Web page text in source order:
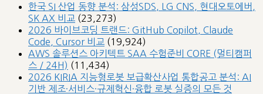
한국 SI 산업 동향 분석: 삼성SDS, LG CNS, 현대오토에버,
SK AX 비교 (23,273)
2026 바이브코딩 트랜드: GitHub Copilot, Claude
Code, Cursor 비교 (19,924)
AWS 솔루션스 아키텍트 SAA 수험준비 CORE (멀티캠퍼
스 / 24H) (11,434)
2026 KIRIA 지능형로봇 보급확산사업 통합공고 분석: AI
기반 제조·서비스·규제혁신·융합 로봇 실증의 모든 것